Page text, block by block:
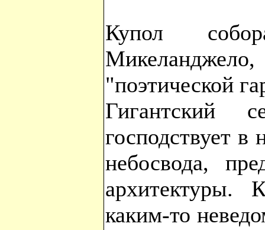
Купол
"поэтической
Гигантский
господствует в
небосвода,
архитектуры.
каким-то